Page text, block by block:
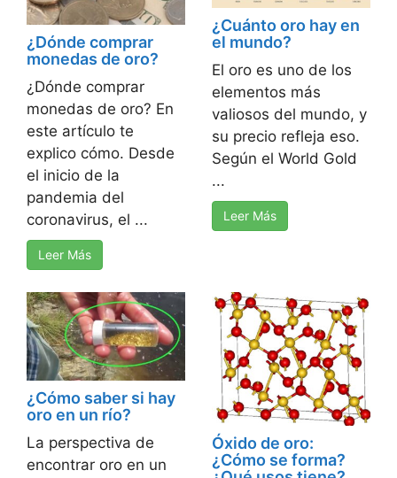
¿Dónde comprar
monedas de oro?
¿Dónde comprar
monedas de oro? En
este artículo te
explico cómo. Desde
el inicio de la
pandemia del
coronavirus, el ...
Leer Más
¿Cuánto oro hay en
el mundo?
El oro es uno de los
elementos más
valiosos del mundo, y
su precio refleja eso.
Según el World Gold
...
Leer Más
¿Cómo saber si hay
oro en un río?
La perspectiva de
encontrar oro en un
Óxido de oro:
¿Cómo se forma?